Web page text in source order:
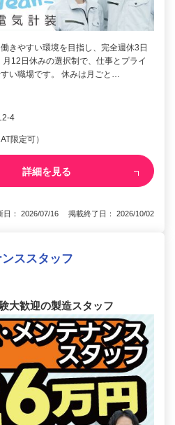
きやすい環境を目指し、完全週休3日
12日休みの選択制で、仕事とプライ
い職場です。 休みは月ごと…
4
限定可）
詳細を見る
日： 2026/07/16 掲載終了日： 2026/10/02
ススタッフ
大歓迎の製造スタッフ